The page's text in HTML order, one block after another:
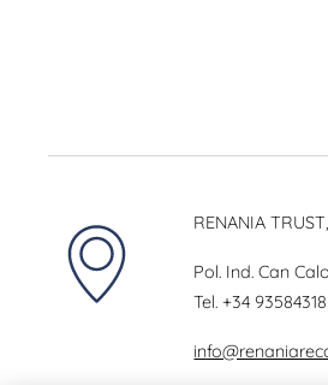
RENANIA
Pol. Ind. Can
Tel.+34